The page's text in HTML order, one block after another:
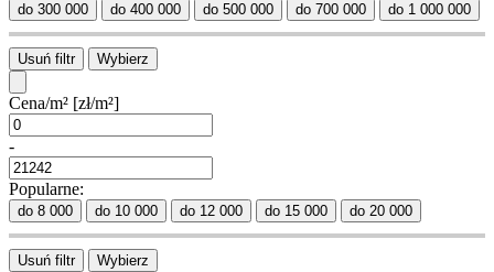
do 300 000 do 400 000 do 500 000 do 700 000 do 1 000 000
Usuń filtr Wybierz
Cena/m² [zł/m²]
-
Popularne:
do 8 000 do 10 000 do 12 000 do 15 000 do 20 000
Usuń filtr Wybierz